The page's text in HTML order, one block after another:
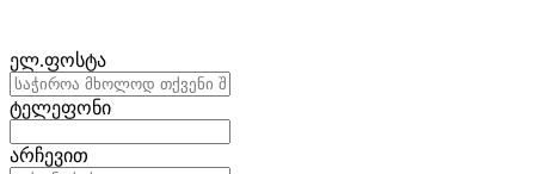
ელ.ფოსტა
ტელეფონი
არჩევით